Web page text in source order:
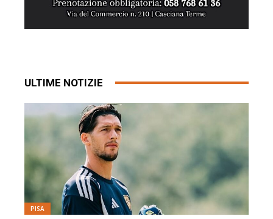
ULTIME NOTIZIE
PISA